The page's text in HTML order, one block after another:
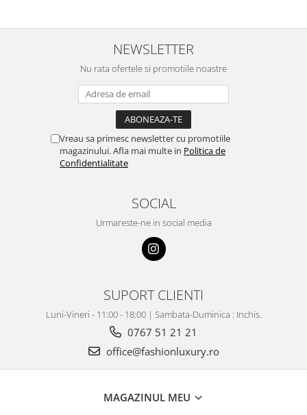
NEWSLETTER
Nu rata ofertele si promotiile noastre
Vreau sa primesc newsletter cu promotiile
magazinului. Afla mai multe in Politica de
Confidentialitate
SOCIAL
Urmareste-ne in social media
SUPORT CLIENTI
Luni-Vineri - 11:00 - 18:00 | Sambata-Duminica : Inchis.
0767 51 21 21
office@fashionluxury.ro
MAGAZINUL MEU